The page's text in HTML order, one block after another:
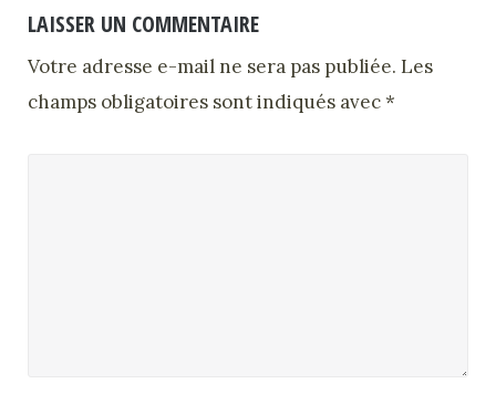
LAISSER UN COMMENTAIRE
Votre adresse e-mail ne sera pas publiée. Les
champs obligatoires sont indiqués avec*